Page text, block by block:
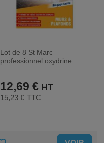
Lot de 8 St Marc
professionnel oxydrine
12,69 €
15,23 € TTC